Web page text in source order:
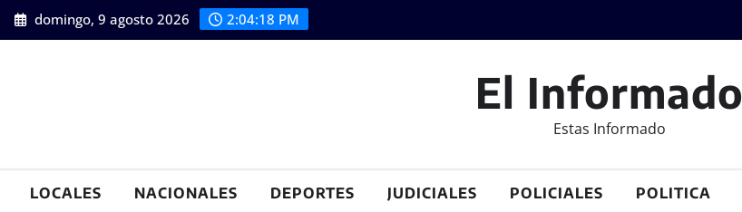
Saltar
al
domingo, 9 agosto 2026 2:04:20 PM
El Informado
Estas Informado
LOCALES NACIONALES DEPORTES JUDICIALES POLICIALES POLITICA